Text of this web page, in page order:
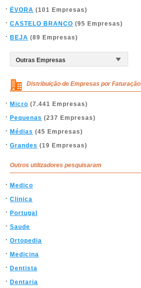
ÉVORA (101 Empresas)
CASTELO BRANCO (95 Empresas)
BEJA (89 Empresas)
Distribuição de Empresas por Faturação
Micro (7.441 Empresas)
Pequenas (237 Empresas)
Médias (45 Empresas)
Grandes (19 Empresas)
Outros utilizadores pesquisaram
Medico
Clinica
Portugal
Saude
Ortopedia
Medicina
Dentista
Dentaria